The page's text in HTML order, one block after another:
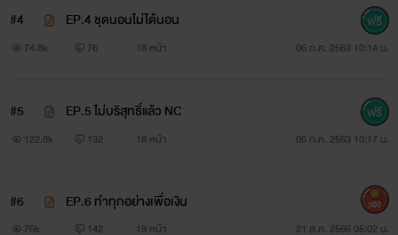
มาดูตัวออกเดทเป็นสิบๆคนแล้วแต่ก็ยังไม่เป็นผล ทุกครั้งที่คุณ
แม่ของทัพฟ้านัดแนะลูกสาวบ้านนั้นบ้านนี้มาดินเนอร์ใต้แสง
เวลามาและบอกกับทุกรายว่าไม่ต้องติดต่อกันอีก ใช้เงินฟาดก็ยิ้ม
รับกันจนน่ารังเกียจ
“แม่ถามจริงๆนะ ลูกไม่ชอบผู้หญิงแล้วเหรอ” คนเป็นแม่เอ่ย
ถามด้วยสีหน้าที่ตึงเครียด หลังจากเลิกกับผู้หญิงคนล่าสุดก็ไม่
#4 EP.4 ชุดนอนไม่ได้นอน
74.8k 76 18 หน้า 06 ก.ค. 2563 10:14 น.
#5 EP.5 ไม่บริสุทธิ์แล้ว NC
122.8k 132 18 หน้า 06 ก.ค. 2563 10:17 น.
#6 EP.6 ทำทุกอย่างเพื่อเงิน
76k 142 19 หน้า 21 ส.ค. 2566 05:02 น.
300